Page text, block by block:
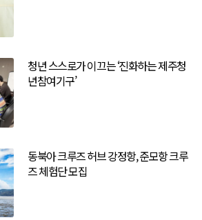
청년 스스로가 이끄는 ‘진화하는 제주청
년참여기구’
동북아 크루즈 허브 강정항, 준모항 크루
즈 체험단 모집